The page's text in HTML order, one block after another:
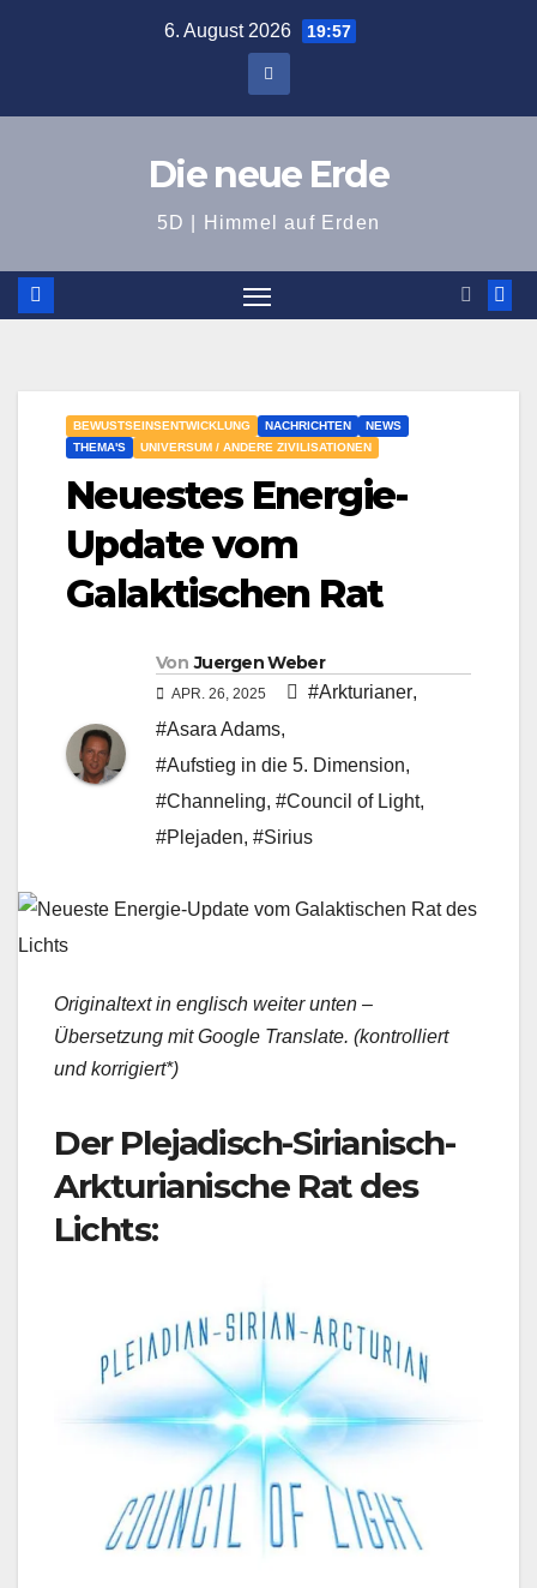
6. August 2026 19:57
Die neue Erde
5D | Himmel auf Erden
BEWUSTSEINSENTWICKLUNG NACHRICHTEN
NEWS
THEMA'S
UNIVERSUM / ANDERE ZIVILISATIONEN
Neuestes Energie-
Update vom
Galaktischen Rat
Von Juergen Weber
APR. 26, 2025 #Arkturianer,
#Asara Adams,
#Aufstieg in die 5. Dimension,
#Channeling, #Council of Light,
#Plejaden, #Sirius
Originaltext in englisch weiter unten –
Übersetzung mit Google Translate. (kontrolliert
und korrigiert*)
Der Plejadisch-Sirianisch-
Arkturianische Rat des
Lichts: